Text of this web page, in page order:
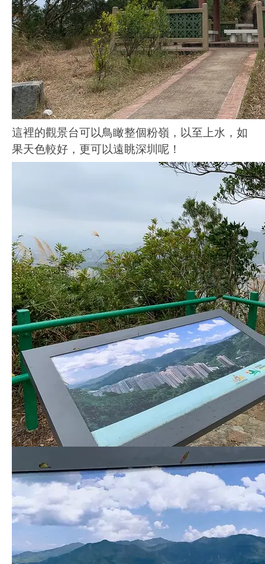
這裡的觀景台可以鳥瞰整個粉嶺，以至上水，如
果天色較好，更可以遠眺深圳呢！